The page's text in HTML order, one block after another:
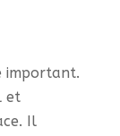
important.
et
Il